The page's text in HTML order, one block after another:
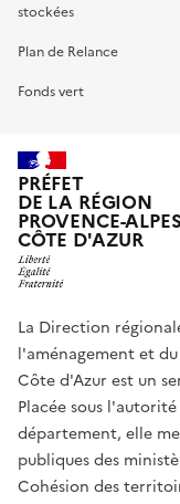
stockées
Plan de Relance
Fonds vert
PRÉFET
DE LA RÉGION
PROVENCE-
CÔTE D'AZUR
La Direction
l'aménagement et
Côte d'Azur est un
Placée sous
département, elle
publiques des
Cohésion des